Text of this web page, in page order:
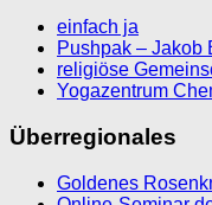
einfach ja
Pushpak – Jakob
religiöse
Yogazentrum
Überregionales
Goldenes